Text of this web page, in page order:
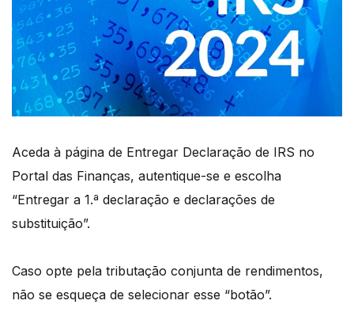
Aceda à página de Entregar Declaração de IRS no
Portal das Finanças, autentique-se e escolha
“Entregar a 1.ª declaração e declarações de
substituição”.
Caso opte pela tributação conjunta de rendimentos,
não se esqueça de selecionar esse “botão”.